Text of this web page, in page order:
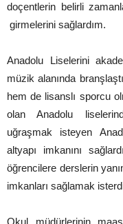
doçentlerin belirli
girmelerini sağlardım.
Anadolu Liselerini
müzik alanında
hem de lisanslı sporcu
olan Anadolu
uğraşmak isteyen
altyapı imkanını
öğrencilere derslerin
imkanları sağlamak
Okul müdürlerinin